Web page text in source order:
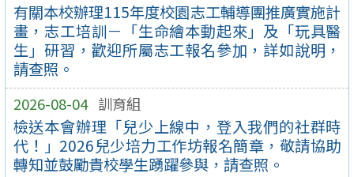
有關本校辦理115年度校園志工輔導團推廣實施計
畫，志工培訓－「生命繪本動起來」及「玩具醫
生」研習，歡迎所屬志工報名參加，詳如說明，
請查照。
2026-08-04 訓育組
檢送本會辦理「兒少上線中，登入我們的社群時
代！」2026兒少培力工作坊報名簡章，敬請協助
轉知並鼓勵貴校學生踴躍參與，請查照。